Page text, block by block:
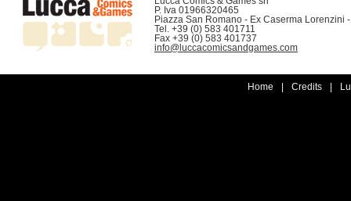
P. Iva 01966320465
Piazza San Romano - Ex Caserma Lorenzini
Tel. +39 (0) 583 401711
info@luccacomicsandgames.com
Home Credits